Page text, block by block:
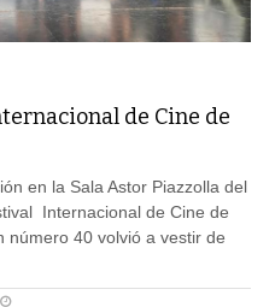
de Cine de
en la Sala Astor Piazzolla del
Internacional de Cine de
número 40 volvió a vestir de